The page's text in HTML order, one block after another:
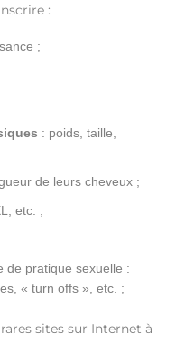
:
;
: poids, taille,
de leurs cheveux ;
etc. ;
de pratique sexuelle :
« turn offs », etc. ;
sites sur Internet à